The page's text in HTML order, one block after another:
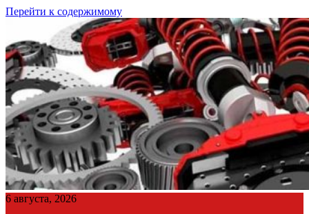
Перейти к содержимому
6 августа, 2026